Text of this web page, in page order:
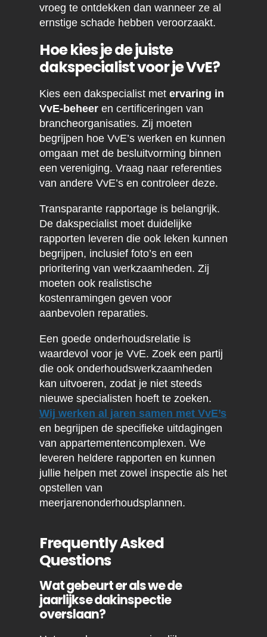
vroeg te ontdekken dan wanneer ze al
ernstige schade hebben veroorzaakt.
Hoe kies je de juiste
dakspecialist voor je VvE?
Kies een dakspecialist met ervaring in
VvE-beheeren certificeringen van
brancheorganisaties. Zij moeten
begrijpen hoe VvE’s werken en kunnen
omgaan met de besluitvorming binnen
een vereniging. Vraag naar referenties
van andere VvE’s en controleer deze.
Transparante rapportage is belangrijk.
De dakspecialist moet duidelijke
rapporten leveren die ook leken kunnen
begrijpen, inclusief foto’s en een
prioritering van werkzaamheden. Zij
moeten ook realistische
kostenramingen geven voor
aanbevolen reparaties.
Een goede onderhoudsrelatie is
waardevol voor je VvE. Zoek een partij
die ook onderhoudswerkzaamheden
kan uitvoeren, zodat je niet steeds
nieuwe specialisten hoeft te zoeken.
Wij werken al jaren samen met VvE’s
en begrijpen de specifieke uitdagingen
van appartementencomplexen. We
leveren heldere rapporten en kunnen
jullie helpen met zowel inspectie als het
opstellen van
meerjarenonderhoudsplannen.
Frequently Asked
Questions
Wat gebeurt er als we de
jaarlijkse dakinspectie
overslaan?